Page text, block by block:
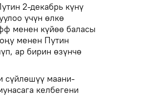
2-декабрь күнү
үчүн өлкө
менен күйөө баласы
менен Путин
ар бирин өзүнчө
сүйлөшүү маани-
келбегени